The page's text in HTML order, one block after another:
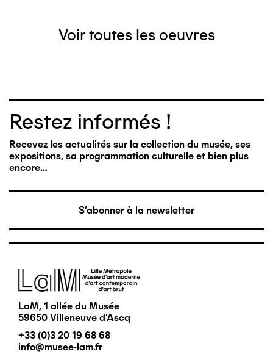
Voir toutes les oeuvres
Restez informés !
Recevez les actualités sur la collection du musée, ses
expositions, sa programmation culturelle et bien plus
encore…
S'abonner à la newsletter
Image
LaM, 1 allée du Musée
59650 Villeneuve d'Ascq
+33 (0)3 20 19 68 68
info@musee-lam.fr